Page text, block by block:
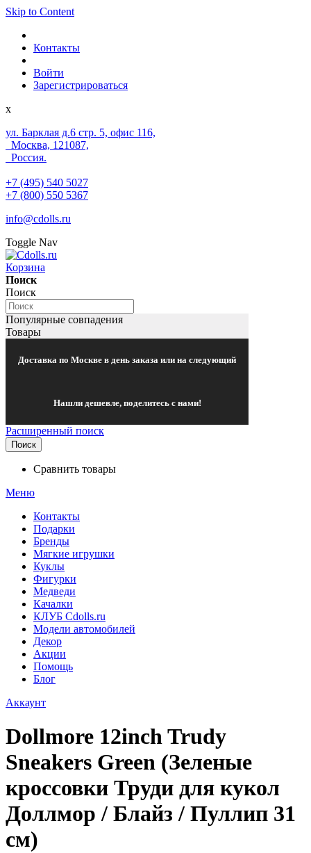
Skip to Content
Контакты
Войти
Зарегистрироваться
x
ул. Барклая д.6 стр. 5, офис 116,
Москва, 121087,
Россия.
+7 (495) 540 5027
+7 (800) 550 5367
info@cdolls.ru
Toggle Nav
Корзина
Поиск
Поиск
Популярные совпадения
Товары
Доставка по Москве в день заказа или на следующий
Нашли дешевле, поделитесь с нами!
Расширенный поиск
Поиск
Сравнить товары
Меню
Контакты
Подарки
Бренды
Мягкие игрушки
Куклы
Фигурки
Медведи
Качалки
КЛУБ Cdolls.ru
Модели автомобилей
Декор
Акции
Помощь
Блог
Аккаунт
Dollmore 12inch Trudy
Sneakers Green (Зеленые
кроссовки Труди для кукол
Доллмор / Блайз / Пуллип 31
см)